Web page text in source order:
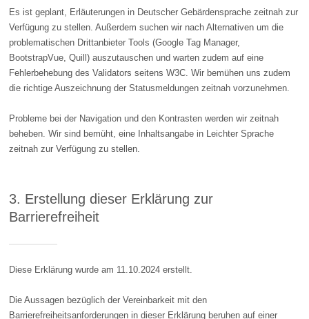
Es ist geplant, Erläuterungen in Deutscher Gebärdensprache zeitnah zur
Verfügung zu stellen. Außerdem suchen wir nach Alternativen um die
problematischen Drittanbieter Tools (Google Tag Manager,
BootstrapVue, Quill) auszutauschen und warten zudem auf eine
Fehlerbehebung des Validators seitens W3C. Wir bemühen uns zudem
die richtige Auszeichnung der Statusmeldungen zeitnah vorzunehmen.
​​​​​​​Probleme bei der Navigation und den Kontrasten werden wir zeitnah
beheben. Wir sind bemüht, eine Inhaltsangabe in Leichter Sprache
zeitnah zur Verfügung zu stellen.
3. Erstellung dieser Erklärung zur
Barrierefreiheit
Diese Erklärung wurde am 11.10.2024 erstellt.
Die Aussagen bezüglich der Vereinbarkeit mit den
Barrierefreiheitsanforderungen in dieser Erklärung beruhen auf einer